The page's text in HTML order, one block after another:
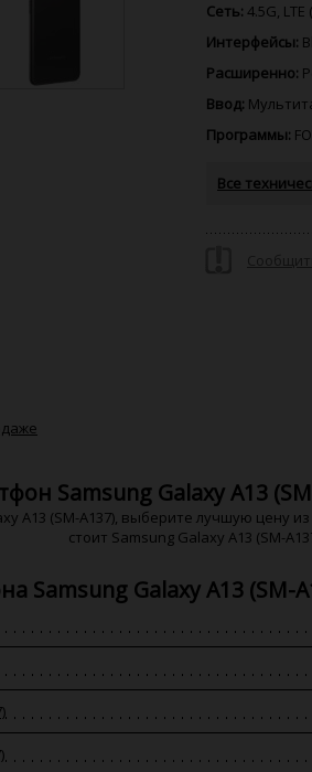
Сеть: 4.5G, LTE
Интерфейсы:
Расширенно:
Ввод:
Программы:
Все
Samsung Galaxy A13
A13 (SM-A137), выберите лучшую цену
стоит Samsung Galaxy A13 (SM-
Samsung Galaxy A13 (SM-